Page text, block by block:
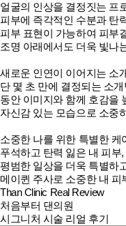
얼굴의 인상을 결정짓는 프
피부에 즉각적인 수분과 탄
피부 표현이 가능하여 피부
조명 아래에서도 더욱 빛나
새로운 인연이 이어지는 소
단 몇 초 만에 결정되는 소
동안 이미지와 함께 호감을
자신감 있는 모습으로 소중
소중한 나를 위한 특별한 케
푸석하고 탄력 잃은 내 피부,
평범한 일상을 더욱 특별하
메이퀸 주사로 소중한 내 피
Than Clinic Real Review
처음부터 댄의원
시그니처 시술 리얼 후기